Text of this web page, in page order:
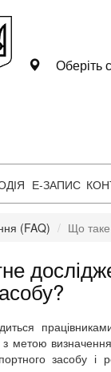
Оберіть
Е-ЗАПИС
(FAQ) Що
метою
засобу і